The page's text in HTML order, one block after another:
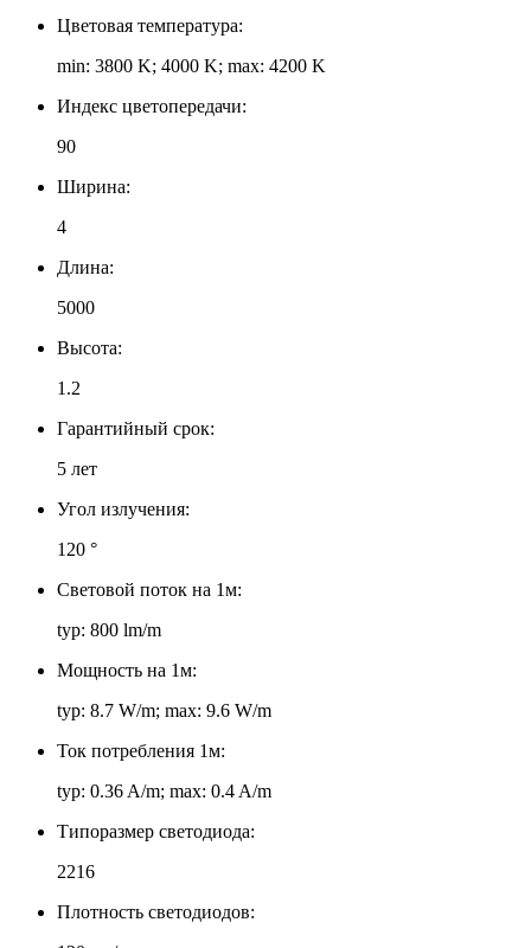
Цветовая температура:
min: 3800 K; 4000 K; max: 4200 K
Индекс цветопередачи:
90
Ширина:
4
Длина:
5000
Высота:
1.2
Гарантийный срок:
5 лет
Угол излучения:
120 °
Световой поток на 1м:
typ: 800 lm/m
Мощность на 1м:
typ: 8.7 W/m; max: 9.6 W/m
Ток потребления 1м:
typ: 0.36 A/m; max: 0.4 A/m
Типоразмер светодиода:
2216
Плотность светодиодов: